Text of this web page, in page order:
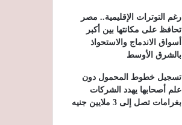
رغم التوترات الإقليمية.. مصر
تحافظ على مكانتها بين أكبر
أسواق الاندماج والاستحواذ
بالشرق الأوسط
تسجيل خطوط المحمول دون
علم أصحابها يهدد الشركات
بغرامات تصل إلى 3 ملايين جنيه